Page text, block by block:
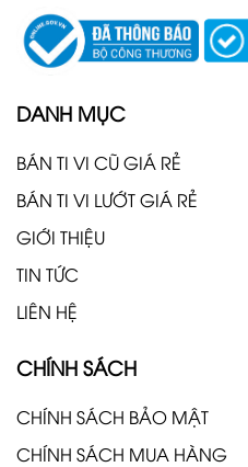
DANH MỤC
BÁN TI VI CŨ GIÁ RẺ
BÁN TI VI LƯỚT GIÁ RẺ
GIỚI THIỆU
TIN TỨC
LIÊN HỆ
CHÍNH SÁCH
CHÍNH SÁCH BẢO MẬT
CHÍNH SÁCH MUA HÀNG